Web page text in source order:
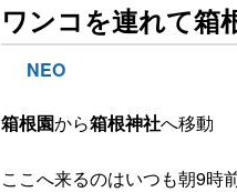
ワンコを連れて箱
NEO
箱根園から箱根神社へ移動
ここへ来るのはいつも朝9時